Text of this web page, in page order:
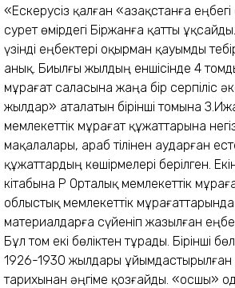
«Ескерусіз қалған «Қазақстанға
сурет өмірдегі Біржанға қатты
үзінді еңбектері оқырман қауымды
анық. Биылғы жылдың еншісінде 4
мұрағат саласына жаңа бір серпіліс
жылдар» аталатын бірінші томына
мемлекеттік мұрағат құжаттарына
мақалалары, араб тілінен аударған
құжаттардың көшірмелері берілген.
кітабына ҚР Орталық мемлекеттік
облыстық мемлекеттік
материалдарға сүйеніп жазылған
Бұл том екі бөліктен тұрады. Бірінші
1926-1930 жылдары ұйымдастырылған
тарихынан әңгіме қозғайды. «Қосшы»